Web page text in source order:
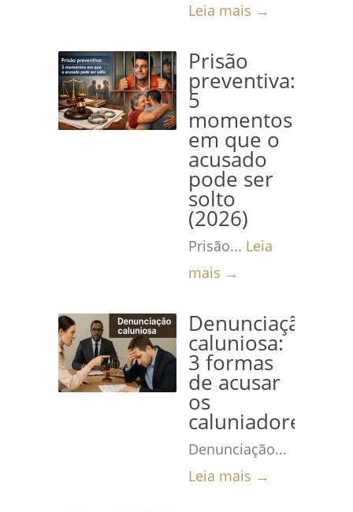
Leia mais →
Prisão
preventiva:
5
momentos
em que o
acusado
pode ser
solto
(2026)
Prisão... Leia
mais →
Denunciação
caluniosa:
3 formas
de acusar
os
caluniadores
Denunciação...
Leia mais →